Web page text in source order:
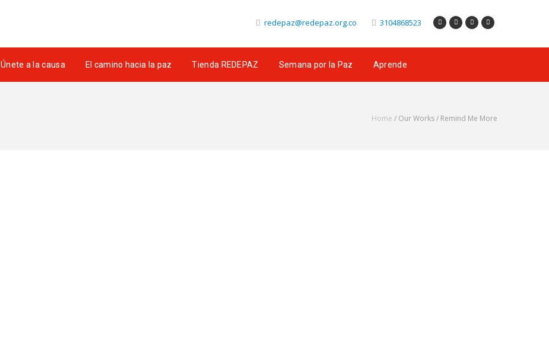
redepaz@redepaz.org.co 3104868523
Únete a la causa El camino hacia la paz Tienda REDEPAZ Semana por la Paz Aprende
Home / Our Works / Remind Me More